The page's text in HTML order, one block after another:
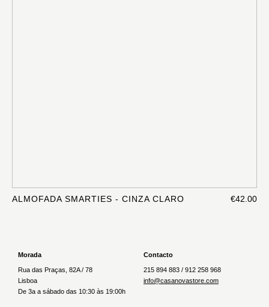
ALMOFADA SMARTIES - CINZA CLARO €42.00
Morada
Rua das Praças, 82A / 78
Lisboa
De 3a a sábado das 10:30 às 19:00h
Contacto
215 894 883 / 912 258 968
info@casanovastore.com